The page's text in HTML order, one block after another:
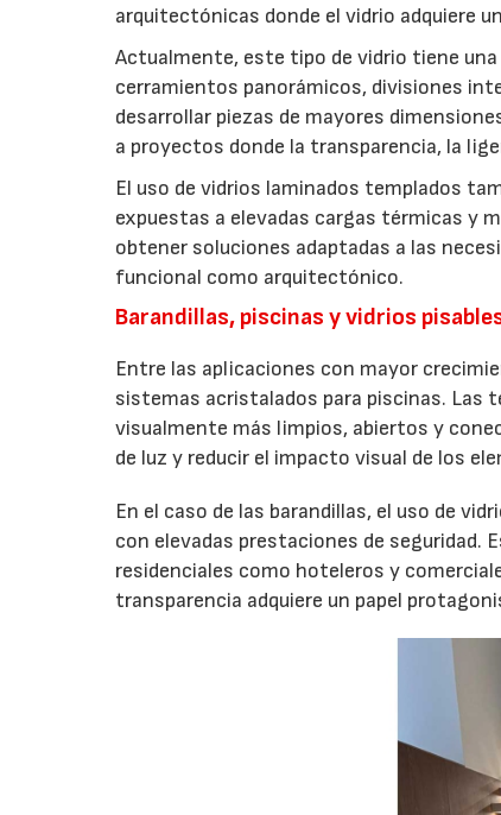
arquitectónicas donde el vidrio adquiere
Actualmente, este tipo de vidrio tiene
cerramientos panorámicos, divisiones
desarrollar piezas de mayores
a proyectos donde la transparencia, la
El uso de vidrios laminados templados
expuestas a elevadas cargas térmicas y
obtener soluciones adaptadas a las
funcional como arquitectónico.
Barandillas, piscinas y vidrios
Entre las aplicaciones con mayor
sistemas acristalados para piscinas. Las
visualmente más limpios, abiertos y
de luz y reducir el impacto visual de los
En el caso de las barandillas, el uso de
con elevadas prestaciones de
residenciales como hoteleros y
transparencia adquiere un papel